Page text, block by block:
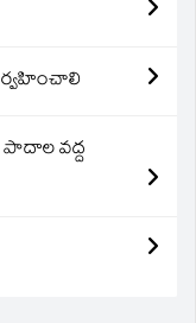
పాదాల వద్ద